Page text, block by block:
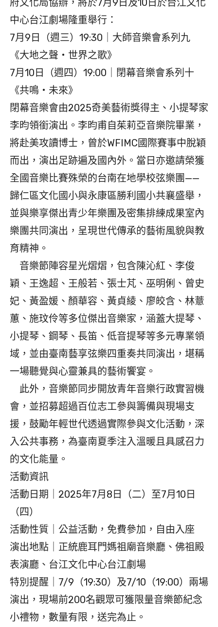
府文化局協辦，將於7月9日及10日於台江文化
中心台江劇場隆重舉行：
7月9日（週三）19:30｜大師音樂會系列九
《大地之聲・世界之歌》
7月10日（週四）19:00｜閉幕音樂會系列十
《共鳴・未來》
閉幕音樂會由2025奇美藝術獎得主、小提琴家
李昀領銜演出。李昀甫自茱莉亞音樂院畢業，
將赴美攻讀博士，曾於WFIMC國際賽事中脫穎
而出，演出足跡遍及國內外。當日亦邀請榮獲
全國音樂比賽殊榮的台南在地學校弦樂團——
歸仁區文化國小與永康區勝利國小共襄盛舉，
並與樂享傑出青少年樂團及密集排練成果室內
樂團共同演出，呈現世代傳承的藝術風貌與教
育精神。
音樂節陣容星光熠熠，包含陳沁紅、李俊
穎、王逸超、王般若、張士芃、巫明俐、曾史
妃、黃盈媛、顏華容、黃貞綾、廖皎含、林薏
蕙、施玟伶等多位傑出音樂家，涵蓋大提琴、
小提琴、鋼琴、長笛、低音提琴等多元專業領
域，並由臺南藝享弦樂四重奏共同演出，堪稱
一場聽覺與心靈兼具的藝術饗宴。
此外，音樂節同步開放青年音樂行政實習機
會，並招募超過百位志工參與籌備與現場支
援，鼓勵年輕世代透過實際參與文化活動，深
入公共事務，為臺南夏季注入溫暖且具感召力
的文化能量。
活動資訊
活動日期｜2025年7月8日（二）至7月10日
（四）
活動性質｜公益活動，免費參加，自由入座
演出地點｜正統鹿耳門媽祖廟音樂廳、佛祖殿
表演廳、台江文化中心台江劇場
特別提醒｜7/9（19:30）及7/10（19:00）兩場
演出，現場前200名觀眾可獲限量音樂節紀念
小禮物，數量有限，送完為止。